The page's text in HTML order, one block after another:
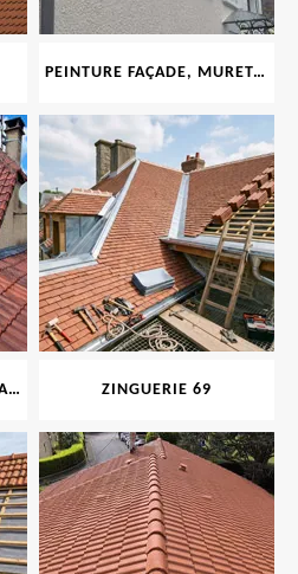
PEINTURE FAÇADE, MURET, TOITURE, BOISERIE, FERRONERIE, GOUTTIÈRE 69
NETTOYAGE ET DÉMOUSSAGE DE TOITURE ET FAÇADE 69 ZINGUERIE 69